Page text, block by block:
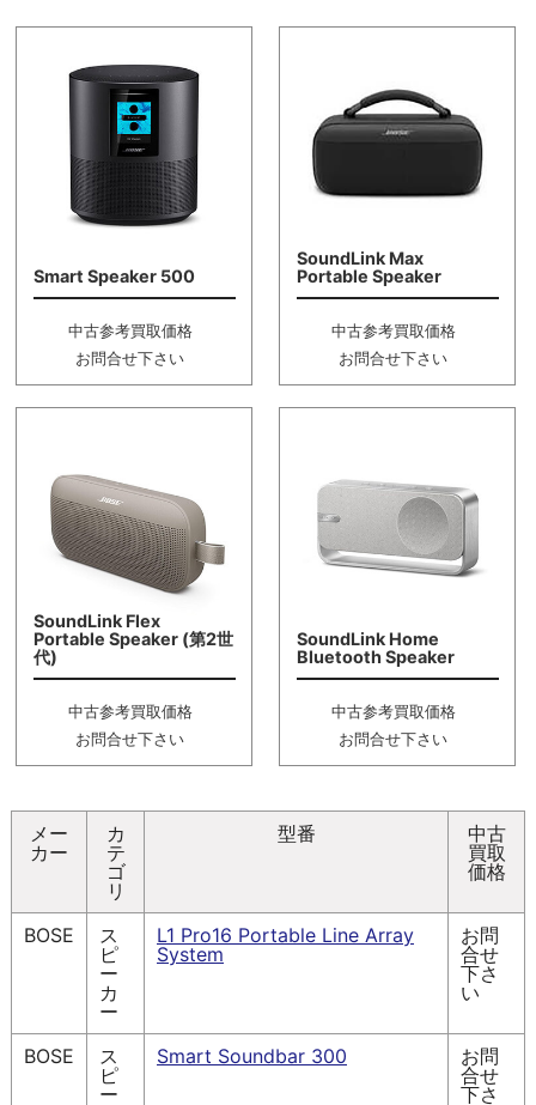
Smart Speaker 500
中古参考買取価格
お問合せ下さい
SoundLink Max
Portable Speaker
中古参考買取価格
お問合せ下さい
SoundLink Flex
Portable Speaker (第2世
代)
中古参考買取価格
お問合せ下さい
SoundLink Home
Bluetooth Speaker
中古参考買取価格
お問合せ下さい
メー
カー
カ
テ
ゴ
リ
型番
中古
買取
価格
BOSE
ス
ピ
ー
カ
ー
L1 Pro16 Portable Line Array
System
お問
合せ
下さ
い
BOSE
ス
ピ
ー
Smart Soundbar 300
お問
合せ
下さ